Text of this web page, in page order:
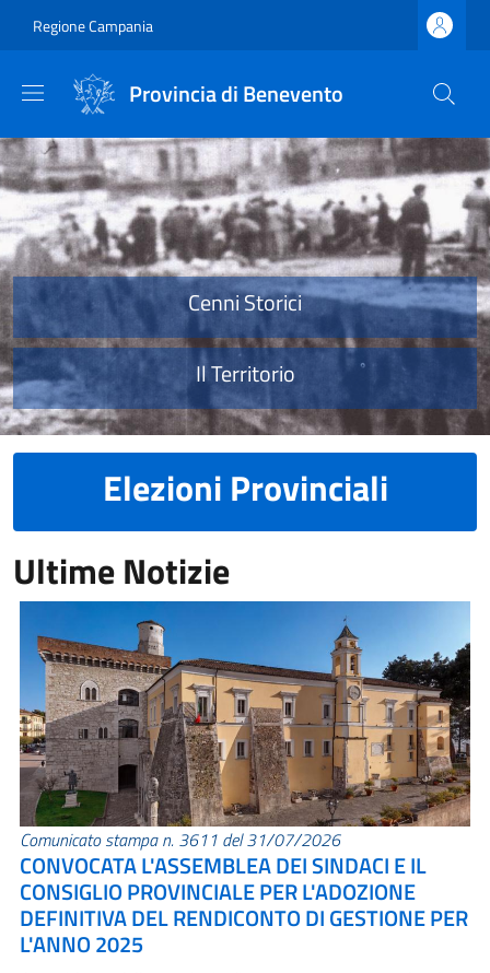
Regione Campania
Provincia di Benevento
Provincia di Benevento
Cenni Storici
Il Territorio
Elezioni Provinciali
Ultime Notizie
Comunicato stampa n. 3611 del 31/07/2026
CONVOCATA L'ASSEMBLEA DEI SINDACI E IL
CONSIGLIO PROVINCIALE PER L'ADOZIONE
DEFINITIVA DEL RENDICONTO DI GESTIONE PER
L'ANNO 2025